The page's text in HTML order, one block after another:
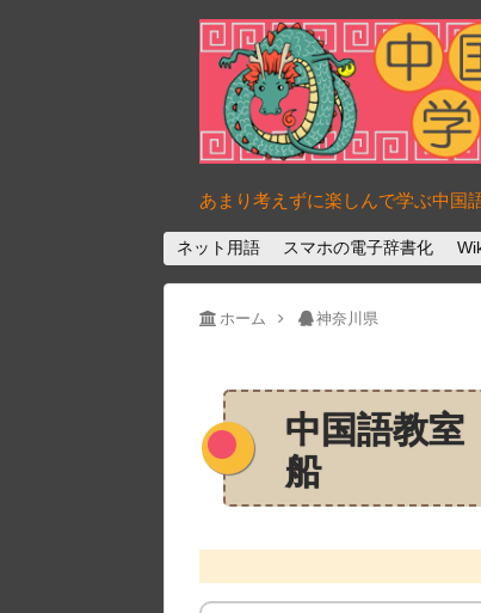
あまり考えずに楽しんで学ぶ中国
ネット用語 スマホの電子辞書化
ホーム 神奈川県
中国語教
船